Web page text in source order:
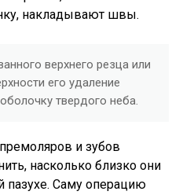
накладывают швы.
верхнего резца или
его удаление
твердого неба.
и зубов
насколько близко они
пазухе. Саму операцию